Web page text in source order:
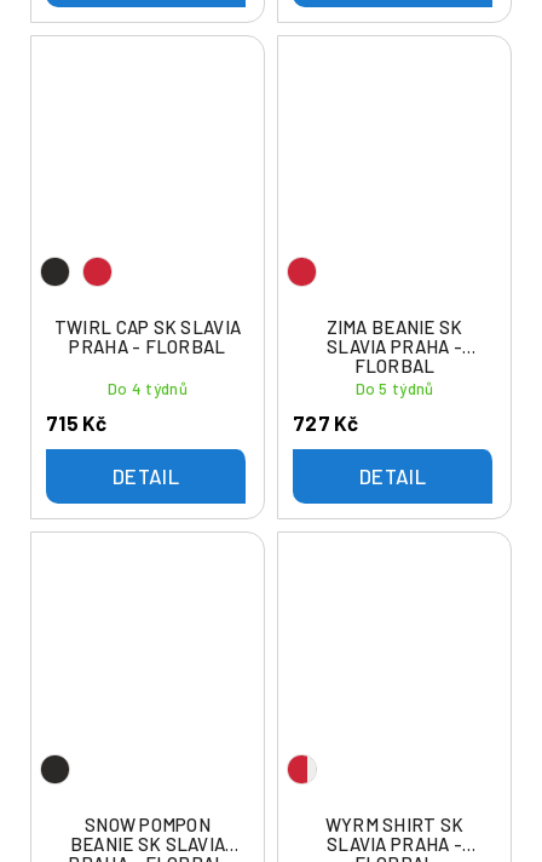
TWIRL CAP SK SLAVIA
PRAHA - FLORBAL
Do 4 týdnů
715 Kč
DETAIL
ZIMA BEANIE SK
SLAVIA PRAHA -
FLORBAL
Do 5 týdnů
727 Kč
DETAIL
SNOW POMPON
BEANIE SK SLAVIA
WYRM SHIRT SK
SLAVIA PRAHA -